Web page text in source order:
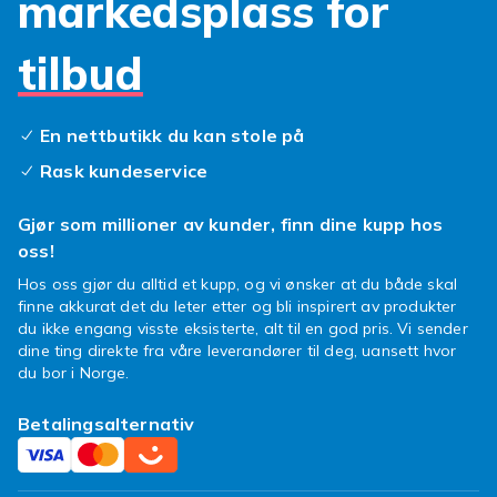
priser. Vi tilbyr kompatible produkter til alle
populaere Huawei-modeller. Enten du soeker
et deksel, skjermbeskyttelse eller lader finner
du det hos oss. Nye produkter legges til jevnlig.
Huawei-tilbehør hos Fyndiq.
Hos Fyndiq finner du kompatibelt Huawei-
priser. Vi tilbyr kompatible produkter til alle
et deksel, skjermbeskyttelse eller lader finner
du det hos oss. Nye produkter legges til jevnlig.
Hos Fyndiq finner du kompatibelt Huawei-
tilbehoer i et bredt sortiment til altid gode
priser. Vi tilbyr kompatible produkter til alle
populaere Huawei-modeller. Enten du soeker
et deksel, skjermbeskyttelse eller lader finner
du det hos oss. Nye produkter legges til jevnlig.
markedsplass for
tilbud
En nettbutikk du kan stole på
Rask kundeservice
Gjør som millioner av kunder, finn dine kupp hos
oss!
Hos oss gjør du alltid et kupp, og vi ønsker at du både skal
finne akkurat det du leter etter og bli inspirert av produkter
du ikke engang visste eksisterte, alt til en god pris. Vi sender
dine ting direkte fra våre leverandører til deg, uansett hvor
du bor i Norge.
Betalingsalternativ